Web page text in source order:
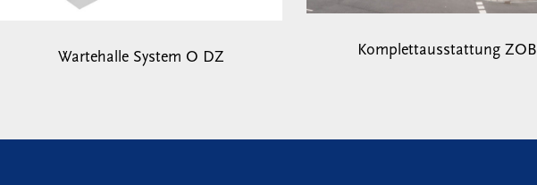
Wartehalle System O DZ Komplettausstattung ZOB